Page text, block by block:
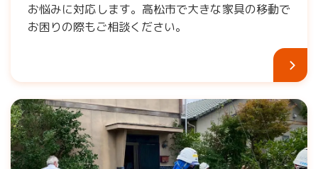
お悩みに対応します。高松市で大きな家具の移動で
お困りの際もご相談ください。